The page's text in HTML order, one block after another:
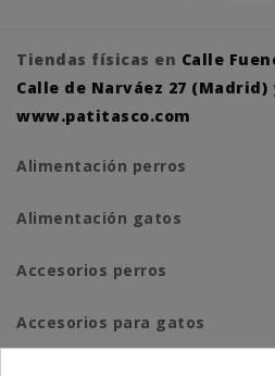
Tiendas físicas en Calle
Calle de Narváez 27 (Madrid)
www.patitasco.com
Alimentación perros
Alimentación gatos
Accesorios perros
Accesorios para gatos